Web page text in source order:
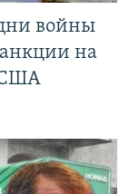
войны
на
США